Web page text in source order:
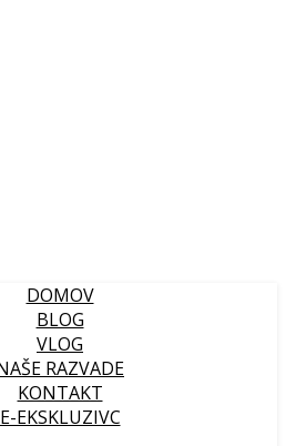
DOMOV
BLOG
VLOG
RAZVADE
KONTAKT
E-EKSKLUZIVC